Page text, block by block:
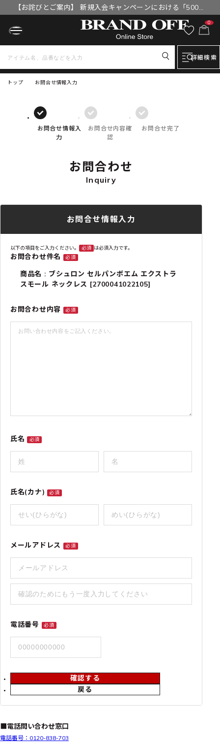
【お詫びとご案内】 新規入会キャンペーンにおける「500円
OFFクーポン」付与漏れと補填について
0
詳細検索
トップ お問合せ情報入力
お問合せ情報入
力
お問合せ内容確
認
お問合せ完了
お問合わせ
Inquiry
お問合せ情報入力
以下の項目をご入力ください。 必須 は必須入力です。
お問合わせ件名 必須
商品名 : ブシュロン セルパンボエム エクストラ
スモール ネックレス [2700041022105]
お問合わせ内容 必須
氏名 必須
氏名(カナ) 必須
メールアドレス 必須
電話番号 必須
戻る
確認する
■電話問い合わせ窓口
電話番号：0120-838-703